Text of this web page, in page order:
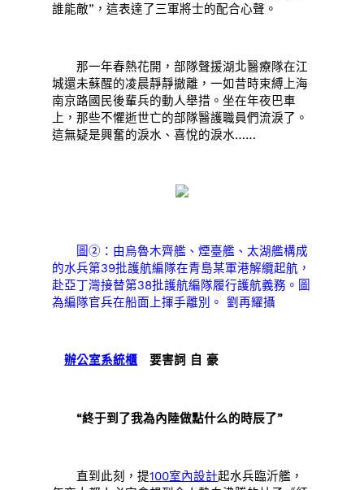
誰能敵”，這表達了三軍將士的配合心聲。
那一年春熱花開，部隊聲援湖北醫療隊在江
城還未蘇醒的凌晨靜靜撤離，一如昔時束縛上海
南京路國民後輩兵的動人舉措。坐在年夜巴車
上，那些不懼逝世亡的部隊醫護職員們流淚了。
這無疑是興奮的淚水、喜悅的淚水……
圖②：由烏魯木齊艦、煙臺艦、太湖艦構成
的水兵第39批護航編隊在青島某軍港解纜起航，
赴亞丁灣接替第38批護航編隊履行護航義務。圖
為編隊官兵在船面上揮手離別。 劉再耀攝
辦公室系統櫃 要害詞 自 豪
“終于到了我為內陸做點什么的時辰了”
直到此刻，提100室內設計起水兵臨沂艦，